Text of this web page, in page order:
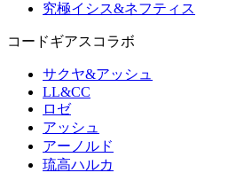
究極イシス&ネフティス
コードギアスコラボ
サクヤ&アッシュ
LL&CC
ロゼ
アッシュ
アーノルド
琉高ハルカ